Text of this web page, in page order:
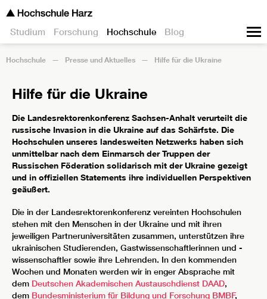
Studium Forschung Hochschule Blog
Hochschule Presse und Aktuelles Hilfe für die Ukraine
Hilfe für die Ukraine
Die Landesrektorenkonferenz Sachsen-Anhalt verurteilt die
russische Invasion in die Ukraine auf das Schärfste. Die
Hochschulen unseres landesweiten Netzwerks haben sich
unmittelbar nach dem Einmarsch der Truppen der
Russischen Föderation solidarisch mit der Ukraine gezeigt
und in offiziellen Statements ihre individuellen Perspektiven
geäußert.
Die in der Landesrektorenkonferenz vereinten Hochschulen
stehen mit den Menschen in der Ukraine und mit ihren
jeweiligen Partneruniversitäten zusammen, unterstützen ihre
ukrainischen Studierenden, Gastwissenschaftlerinnen und -
wissenschaftler sowie ihre Lehrenden. In den kommenden
Wochen und Monaten werden wir in enger Absprache mit
dem Deutschen Akademischen Austauschdienst DAAD,
dem Bundesministerium für Bildung und Forschung BMBF,